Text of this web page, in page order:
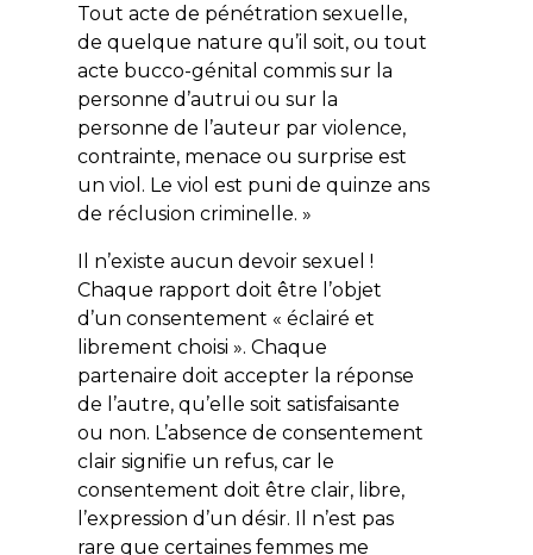
Tout acte de pénétration sexuelle,
de quelque nature qu’il soit, ou tout
acte bucco-génital commis sur la
personne d’autrui ou sur la
personne de l’auteur par violence,
contrainte, menace ou surprise est
un viol. Le viol est puni de quinze ans
de réclusion criminelle. »
Il n’existe aucun devoir sexuel !
Chaque rapport doit être l’objet
d’un consentement « éclairé et
librement choisi ». Chaque
partenaire doit accepter la réponse
de l’autre, qu’elle soit satisfaisante
ou non. L’absence de consentement
clair signifie un refus, car le
consentement doit être clair, libre,
l’expression d’un désir. Il n’est pas
rare que certaines femmes me